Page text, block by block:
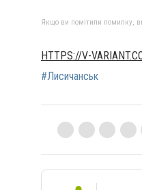
Якщо ви помітили помилку,
HTTPS://V-
#Лисичанськ